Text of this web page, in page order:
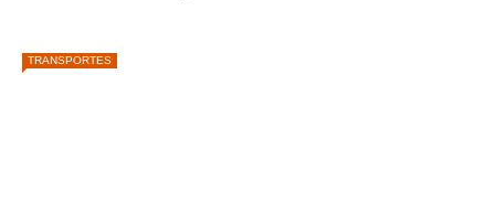
TRANSPORTES